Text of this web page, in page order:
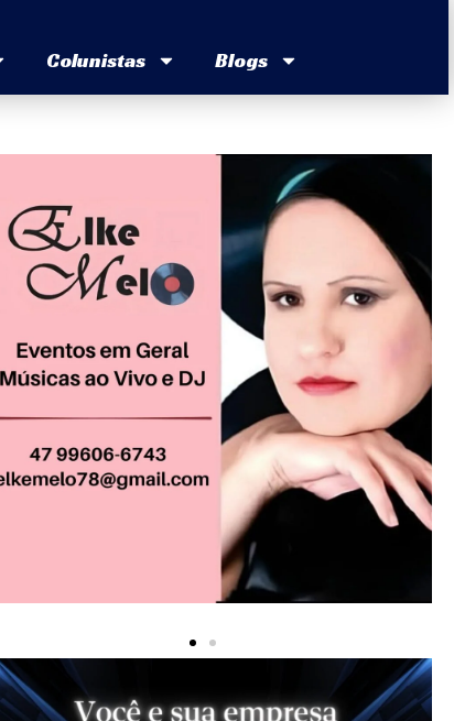
Colunistas Blogs